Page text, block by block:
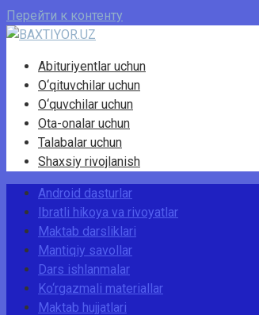
Перейти к контенту
Abituriyentlar uchun
O‘qituvchilar uchun
O‘quvchilar uchun
Ota-onalar uchun
Talabalar uchun
Shaxsiy rivojlanish
Android dasturlar
Ibratli hikoya va rivoyatlar
Maktab darsliklari
Mantiqiy savollar
Dars ishlanmalar
Ko‘rgazmali materiallar
Maktab hujjatlari